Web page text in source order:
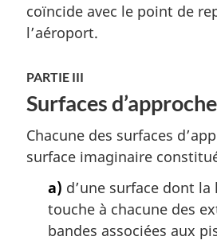
coïncide avec le point de
l’aéroport.
PARTIE III
Surfaces d’approche
Chacune des surfaces
surface imaginaire
a) d’une surface dont
touche à chacune des
bandes associées aux